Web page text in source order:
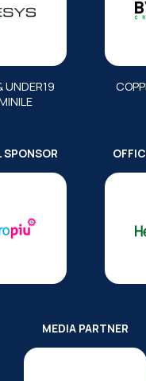
UNDER19
SPONSOR
MEDIA PARTNER